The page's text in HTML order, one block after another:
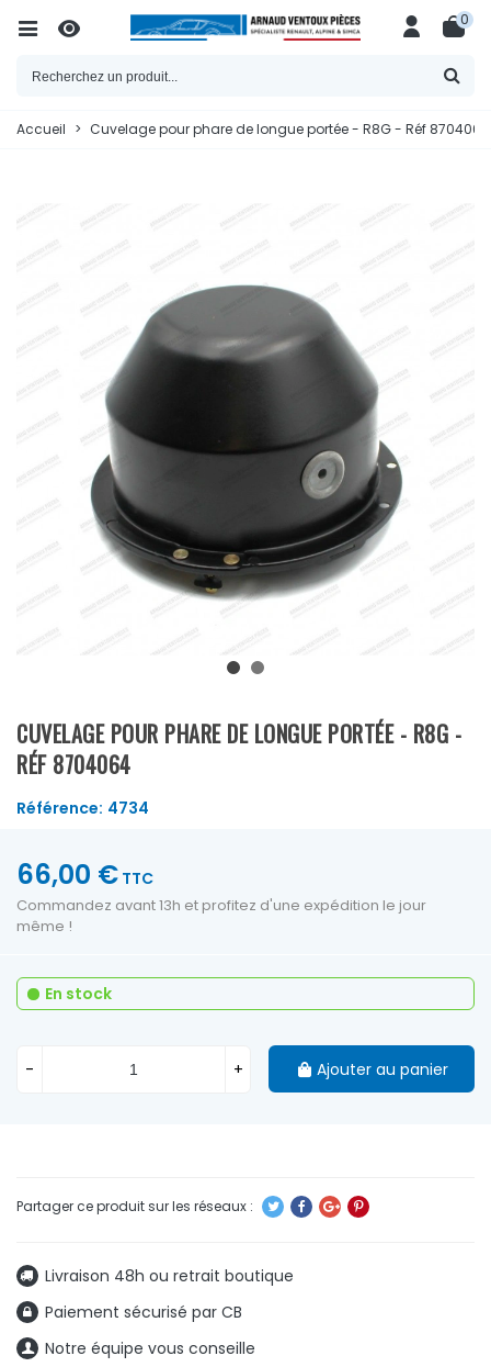
0
Accueil > Cuvelage pour phare de longue portée - R8G - Réf 8704064
CUVELAGE POUR PHARE DE LONGUE PORTÉE - R8G -
RÉF 8704064
Référence: 4734
Livraison 48h ou retrait boutique
Paiement sécurisé par CB
Notre équipe vous conseille
66,00 € TTC
Commandez avant 13h et profitez d'une expédition le jour
même !
En stock
- + Ajouter au panier